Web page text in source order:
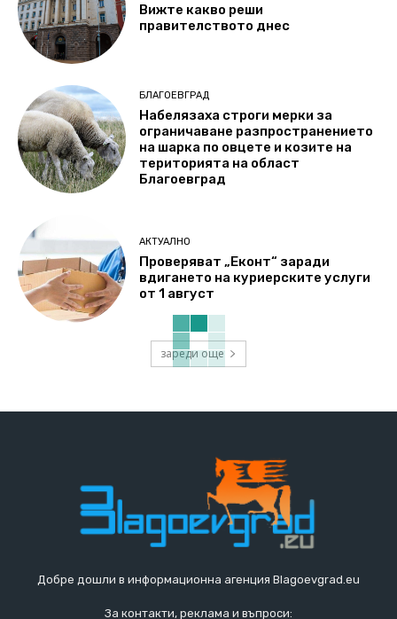
Вижте какво реши
правителството днес
БЛАГОЕВГРАД
Набелязаха строги мерки за
ограничаване разпространението
на шарка по овцете и козите на
територията на област
Благоевград
АКТУАЛНО
Проверяват „Еконт“ заради
вдигането на куриерските услуги
от 1 август
зареди още
Добре дошли в информационна агенция Blagoevgrad.eu
За контакти, реклама и въпроси: